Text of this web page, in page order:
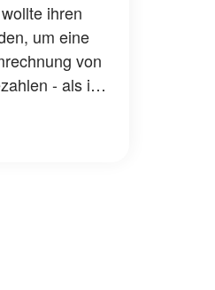
ihren
um eine
von
- als ich
Innenseite